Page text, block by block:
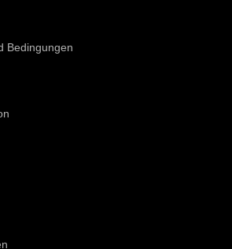
Bedingungen